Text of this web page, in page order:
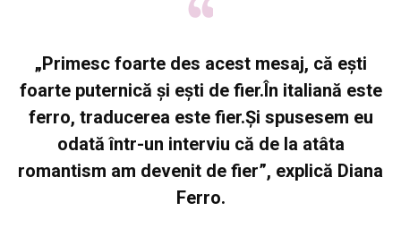
„Primesc foarte des acest mesaj, că ești
foarte puternică și ești de fier.În italiană este
ferro, traducerea este fier.Și spusesem eu
odată într-un interviu că de la atâta
romantism am devenit de fier”, explică Diana
Ferro.